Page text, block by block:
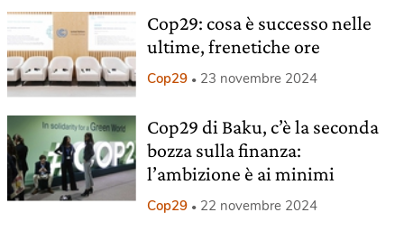
Cop29: cosa è successo nelle
ultime, frenetiche ore
Cop29 23 novembre 2024
Cop29 di Baku, c’è la seconda
bozza sulla finanza:
l’ambizione è ai minimi
Cop29 22 novembre 2024